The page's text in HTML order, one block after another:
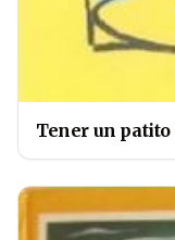
Tener un patito